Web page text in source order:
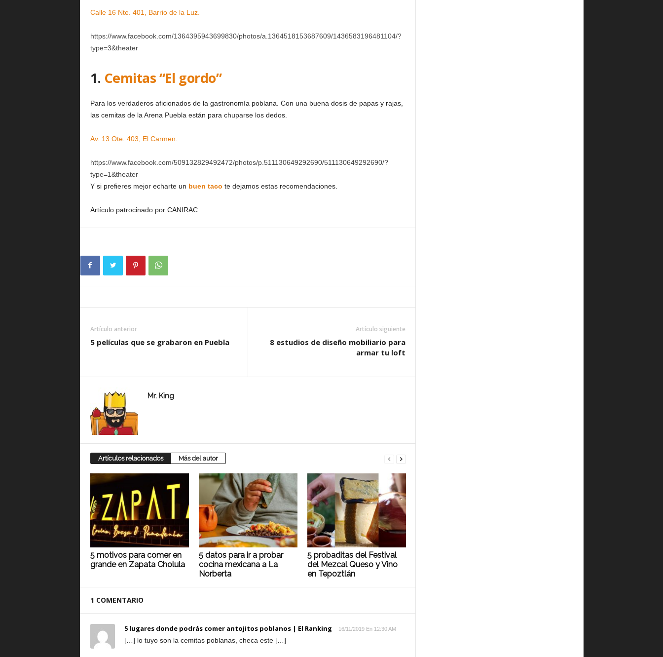
Calle 16 Nte. 401, Barrio de la Luz.
https://www.facebook.com/1364395943699830/photos/a.1364518153687609/1436583196481104/?
type=3&theater
1. Cemitas “El gordo”
Para los verdaderos aficionados de la gastronomía poblana. Con una buena dosis de papas y rajas,
las cemitas de la Arena Puebla están para chuparse los dedos.
Av. 13 Ote. 403, El Carmen.
https://www.facebook.com/509132829492472/photos/p.511130649292690/511130649292690/?
type=1&theater
Y si prefieres mejor echarte un buen taco te dejamos estas recomendaciones.
Artículo patrocinado por CANIRAC.
Artículo anterior
5 películas que se grabaron en Puebla
Artículo siguiente
8 estudios de diseño mobiliario para
armar tu loft
Mr. King
Artículos relacionados Más del autor
5 motivos para comer en
grande en Zapata Cholula
5 datos para ir a probar
cocina mexicana a La
Norberta
5 probaditas del Festival
del Mezcal Queso y Vino
en Tepoztlán
1 COMENTARIO
5 lugares donde podrás comer antojitos poblanos | El Ranking 16/11/2019 En 12:30 AM
[…] lo tuyo son la cemitas poblanas, checa este […]